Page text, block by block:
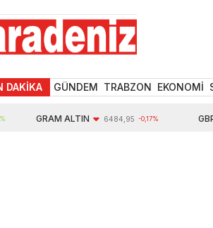
DAKİKA GÜNDEM TRABZON EKONOMİ
GRAM ALTIN 6484,95 -0,17%